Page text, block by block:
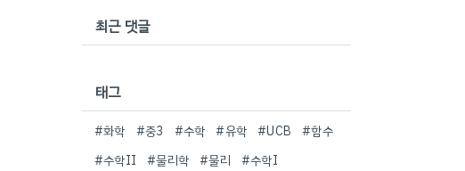
최근 댓글
태그
#화학 #중3 #수학 #유학 #UCB
#함수
#수학II
#물리학 #물리 #수학I